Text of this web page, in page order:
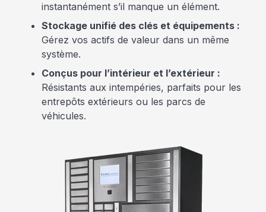
instantanément s’il manque un élément.
Stockage unifié des clés et équipements :
Gérez vos actifs de valeur dans un même
système.
Conçus pour l’intérieur et l’extérieur :
Résistants aux intempéries, parfaits pour les
entrepôts extérieurs ou les parcs de
véhicules.